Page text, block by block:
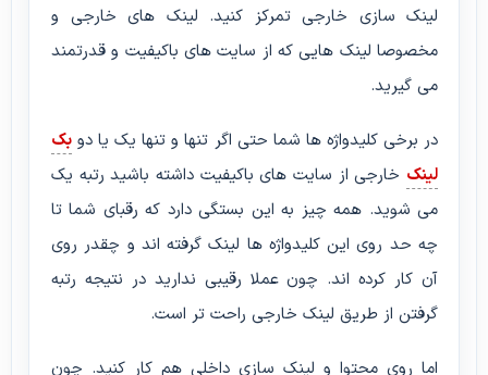
لینک سازی خارجی تمرکز کنید. لینک های خارجی و
مخصوصا لینک هایی که از سایت های باکیفیت و قدرتمند
می گیرید.
در برخی کلیدواژه ها شما حتی اگر تنها و تنها یک یا دو بک
لینک خارجی از سایت های باکیفیت داشته باشید رتبه یک
می شوید. همه چیز به این بستگی دارد که رقبای شما تا
چه حد روی این کلیدواژه ها لینک گرفته اند و چقدر روی
آن کار کرده اند. چون عملا رقیبی ندارید در نتیجه رتبه
گرفتن از طریق لینک خارجی راحت تر است.
اما روی محتوا و لینک سازی داخلی هم کار کنید. چون